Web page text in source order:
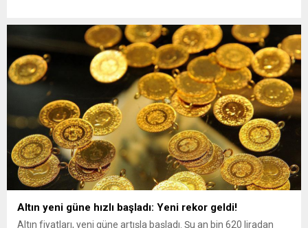
Altın yeni güne hızlı başladı: Yeni rekor geldi!
Altın fiyatları, yeni güne artışla başladı. Şu an bin 620 liradan